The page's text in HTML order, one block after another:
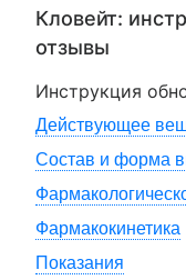
Кловейт:
отзывы
Инструкция
Действующее
Состав и форма
Фармакокинетика
Показания